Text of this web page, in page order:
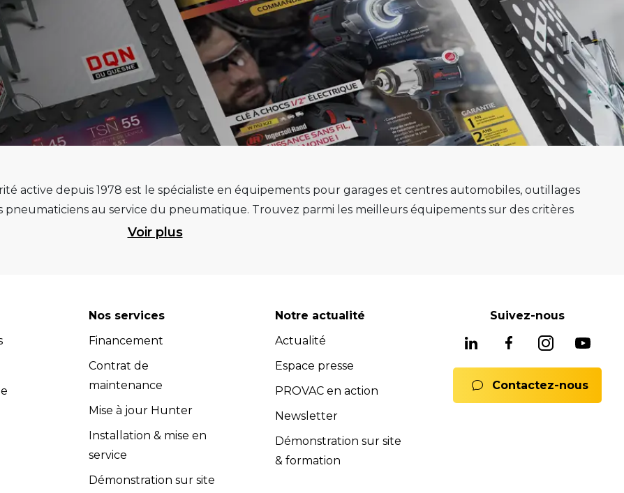
active depuis 1978 est le spécialiste en équipements pour garages et centres automobiles, outillages
au service du pneumatique. Trouvez parmi les meilleurs équipements sur des critères
et d’avance technologique pour que la roue remplisse au mieux sa mission.
Retrouvez une sélection de marques renommées, reconnues pour leur fiabilité, leur durabilité et
dispose d’un service après-vente efficace et propose une offre complète de services pour assurer
(contrats de maintenance, extensions de garantie, contrats full service, formations). Notre équipe est
dans le domaine de l'équipement de garage. Nous sommes là pour vous conseiller et vous
à vos besoins spécifiques. Les équipes Provac commerciales et SAV sont à votre disposition pour
un soutien technique et répondre à toutes vos questions.
accorde une grande importance à la satisfaction clients.
et la maintenance, sont conformes aux exigences de la norme iso 9001:2015.
Voir plus
Nos services
Financement
Contrat de
maintenance
Mise à jour Hunter
Installation & mise en
service
Démonstration sur site
Notre actualité
Actualité
Espace presse
PROVAC en action
Newsletter
Démonstration sur site
& formation
Suivez-nous
Contactez-nous